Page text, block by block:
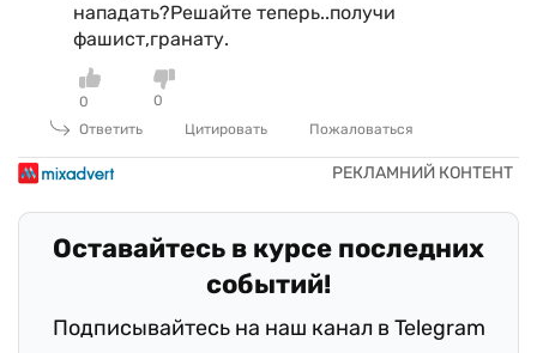
нападать?Решайте теперь..получи
фашист,гранату.
0
0
Ответить
Цитировать Пожаловаться
Оставайтесь в курсе последних
событий!
Подписывайтесь на наш канал в Telegram